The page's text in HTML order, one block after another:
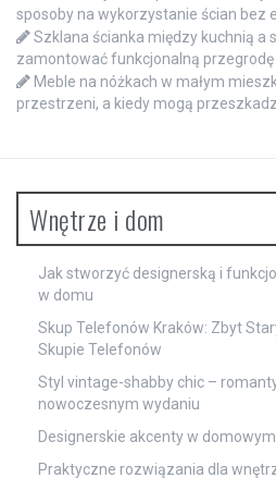
sposoby na wykorzystanie ścian bez
Szklana ścianka między kuchnią a
zamontować funkcjonalną
Meble na nóżkach w małym
przestrzeni, a kiedy mogą
Wnętrze i dom
Jak stworzyć designerską i
w domu
Skup Telefonów Kraków: Zbyt
Skupie Telefonów
Styl vintage-shabby chic –
nowoczesnym wydaniu
Designerskie akcenty w
Praktyczne rozwiązania dla